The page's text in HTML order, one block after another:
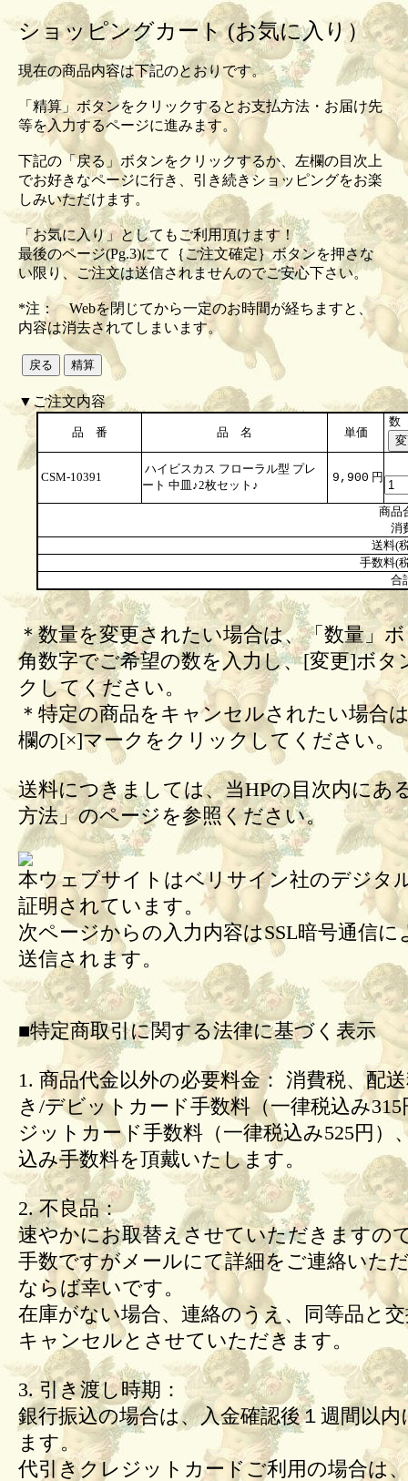
ショッピングカート (お気に入り）
現在の商品内容は下記のとおりです。
「精算」ボタンをクリックするとお支払方法・お届け先
等を入力するページに進みます。
下記の「戻る」ボタンをクリックするか、左欄の目次上
でお好きなページに行き、引き続きショッピングをお楽
しみいただけます。
「お気に入り」としてもご利用頂けます！
最後のページ(Pg.3)にて｛ご注文確定｝ボタンを押さな
い限り、ご注文は送信されませんのでご安心下さい。
*注： Webを閉じてから一定のお時間が経ちますと、
内容は消去されてしまいます。
▼ご注文内容
品 番 品 名 単価
数
CSM-10391
ハイビスカス フローラル型 プレ
ート 中皿♪2枚セット♪
9,900 円
商品
消
送料(
手数料(
合
＊数量を変更されたい場合は、「数量」
角数字でご希望の数を入力し、[変更]ボタ
クしてください。
＊特定の商品をキャンセルされたい場合
欄の[×]マークをクリックしてください。
送料につきましては、当HPの目次内にあ
方法」のページを参照ください。
本ウェブサイトはベリサイン社のデジタ
証明されています。
次ページからの入力内容はSSL暗号通信に
送信されます。
■特定商取引に関する法律に基づく表示
1. 商品代金以外の必要料金： 消費税、配
き/デビットカード手数料（一律税込み
ジットカード手数料（一律税込み525円）
込み手数料を頂戴いたします。
2. 不良品：
速やかにお取替えさせていただきますの
手数ですがメールにて詳細をご連絡いた
ならば幸いです。
在庫がない場合、連絡のうえ、同等品と
キャンセルとさせていただきます。
3. 引き渡し時期：
銀行振込の場合は、入金確認後１週間以内
ます。
代引きクレジットカードご利用の場合は